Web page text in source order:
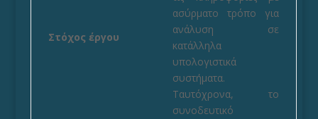
Στόχος έργου
ασύρματο τρόπο για
ανάλυση σε
κατάλληλα
υπολογιστικά
συστήματα.
Ταυτόχρονα, το
συνοδευτικό